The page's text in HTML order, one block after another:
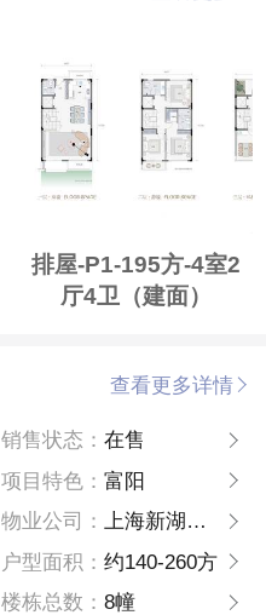
排屋-P1-195方-4室2
厅4卫（建面）
查看更多详情
销售状态： 在售
项目特色： 富阳
物业公司： 上海新湖绿城物业服务有限公司
户型面积： 约140-260方
楼栋总数： 8幢